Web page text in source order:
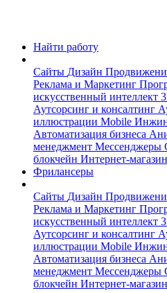
Найти работу
Сайты Дизайн
Реклама и Маркетинг
искусственный интеллект
Аутсорсинг и консалтинг
иллюстрации Mobile
Автоматизация бизнеса
менеджмент Мессенджеры
блокчейн Интернет-
Фрилансеры
Сайты Дизайн
Реклама и Маркетинг
искусственный интеллект
Аутсорсинг и консалтинг
иллюстрации Mobile
Автоматизация бизнеса
менеджмент Мессенджеры
блокчейн Интернет-